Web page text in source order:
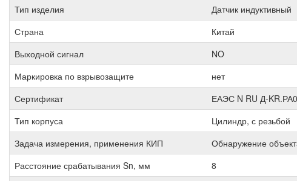
Тип изделия
Датчик индуктивный
Страна
Китай
Выходной сигнал
NO
Маркировка по взрывозащите
нет
Сертификат
ЕАЭС N RU Д-
Тип корпуса
Цилиндр, с резьбой
Задача измерения, применения КИП
Обнаружение
Расстояние срабатывания Sn, мм
8